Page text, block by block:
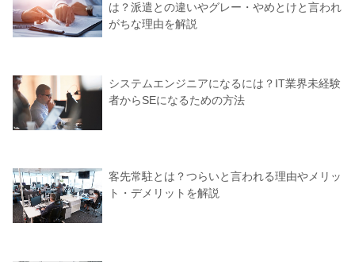
は？派遣との違いやグレー・やめとけと言われ
がちな理由を解説
システムエンジニアになるには？IT業界未経験
者からSEになるための方法
客先常駐とは？つらいと言われる理由やメリッ
ト・デメリットを解説